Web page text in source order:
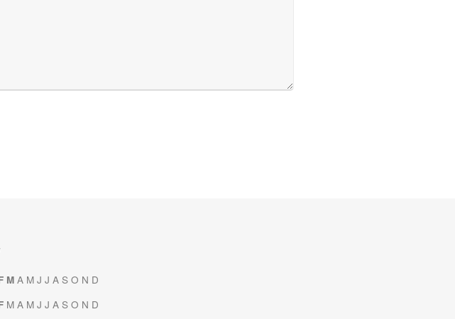
M A M J J A S O N D
M A M J J A S O N D